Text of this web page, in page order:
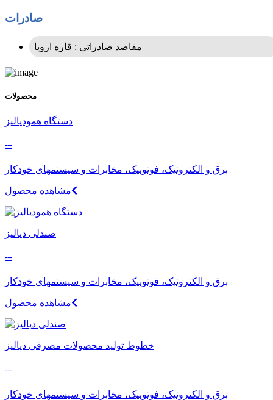
صادرات
مقاصد صادراتی : قاره اروپا
محصولات
دستگاه همودیالیز
---
برق و الکترونیک، فوتونیک، مخابرات و سیستمهای خودکار
مشاهده محصول
صندلی دیالیز
---
برق و الکترونیک، فوتونیک، مخابرات و سیستمهای خودکار
مشاهده محصول
خطوط تولید محصولات مصرفی دیالیز
---
برق و الکترونیک، فوتونیک، مخابرات و سیستمهای خودکار